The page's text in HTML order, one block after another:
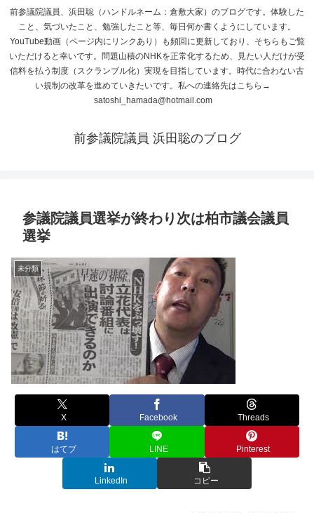
前参議院議員、浜田聡（ハンドルネーム：倉敷大家）のブログです。体験した
こと、気づいたこと、勉強したこと等、毎日何か書くようにしています。
YouTube動画（ページ内にリンクあり）も頻回に更新しており、そちらもご覧
いただけると幸いです。問題山積のNHKを正常化するため、見たい人だけが受
信料を払う制度（スクランブル化）実現を目指しています。時代に合わない古
い規制の改革を進めていきたいです。私への連絡先はこちら→
satoshi_hamada@hotmail.com
前参議院議員 浜田聡のブログ
参議院議員選挙が終わり次は柏市議会議員
選挙
未分類
X Facebook Threads
はてブ LINE Pinterest
LinkedIn コピー